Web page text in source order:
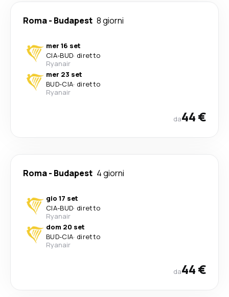
Roma- Budapest 8 giorni
mer 16 set
CIA-BUD· diretto
Ryanair
mer 23 set
BUD-CIA· diretto
Ryanair
da44 €
Roma- Budapest 4 giorni
gio 17 set
CIA-BUD· diretto
Ryanair
dom 20 set
BUD-CIA· diretto
Ryanair
da44 €